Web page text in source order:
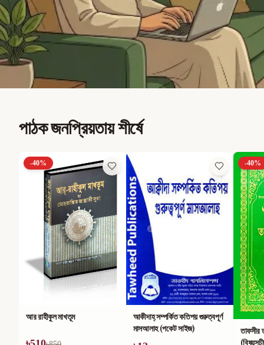
পাঠক জনপ্রিয়তায় শীর্ষে
-40%
আর রাহীকুল মাখতূম
আকীদাহ্ সম্পর্কিত কতিপয় গুরুত্বপূর্ণ
মাসআলাহ (পকেট সাইজ)
-40%